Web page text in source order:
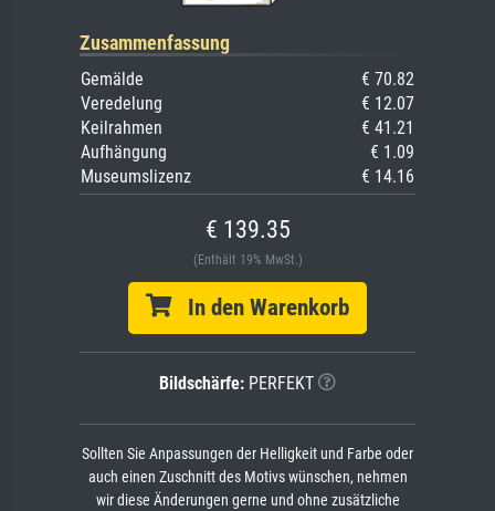
Zusammenfassung
Gemälde
€ 70.82
Veredelung
€ 12.07
Keilrahmen
€ 41.21
Aufhängung
€ 1.09
Museumslizenz
€ 14.16
€ 139.35
(Enthält 19% MwSt.)
In den Warenkorb
Bildschärfe: PERFEKT
Sollten Sie Anpassungen der Helligkeit und Farbe oder
auch einen Zuschnitt des Motivs wünschen, nehmen
wir diese Änderungen gerne und ohne zusätzliche